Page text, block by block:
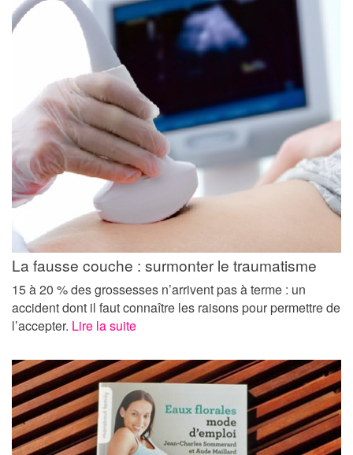
La fausse couche : surmonter le traumatisme
15 à 20 % des grossesses n’arrivent pas à terme : un
accident dont il faut connaître les raisons pour permettre de
l’accepter. Lire la suite